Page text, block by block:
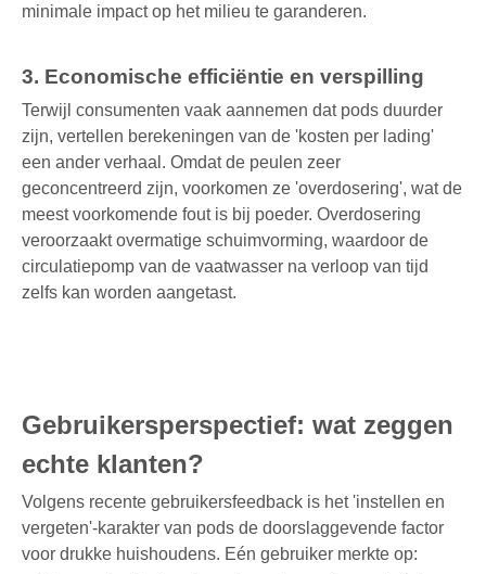
minimale impact op het milieu te garanderen.
3. Economische efficiëntie en verspilling
Terwijl consumenten vaak aannemen dat pods duurder
zijn, vertellen berekeningen van de 'kosten per lading'
een ander verhaal. Omdat de peulen zeer
geconcentreerd zijn, voorkomen ze 'overdosering', wat de
meest voorkomende fout is bij poeder. Overdosering
veroorzaakt overmatige schuimvorming, waardoor de
circulatiepomp van de vaatwasser na verloop van tijd
zelfs kan worden aangetast.
Gebruikersperspectief: wat zeggen
echte klanten?
Volgens recente gebruikersfeedback is het 'instellen en
vergeten'-karakter van pods de doorslaggevende factor
voor drukke huishoudens. Eén gebruiker merkte op: